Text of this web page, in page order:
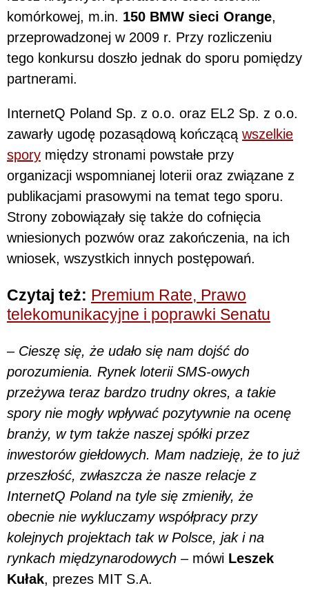
komórkowej, m.in. 150 BMW sieci Orange,
przeprowadzonej w 2009 r. Przy rozliczeniu
tego konkursu doszło jednak do sporu pomiędzy
partnerami.
InternetQ Poland Sp. z o.o. oraz EL2 Sp. z o.o.
zawarły ugodę pozasądową kończącą wszelkie
spory między stronami powstałe przy
organizacji wspomnianej loterii oraz związane z
publikacjami prasowymi na temat tego sporu.
Strony zobowiązały się także do cofnięcia
wniesionych pozwów oraz zakończenia, na ich
wniosek, wszystkich innych postępowań.
Czytaj też: Premium Rate, Prawo
telekomunikacyjne i poprawki Senatu
–Cieszę się, że udało się nam dojść do
porozumienia. Rynek loterii SMS-owych
przeżywa teraz bardzo trudny okres, a takie
spory nie mogły wpływać pozytywnie na ocenę
branży, w tym także naszej spółki przez
inwestorów giełdowych. Mam nadzieję, że to już
przeszłość, zwłaszcza że nasze relacje z
InternetQ Poland na tyle się zmieniły, że
obecnie nie wykluczamy współpracy przy
kolejnych projektach tak w Polsce, jak i na
rynkach międzynarodowych – mówi Leszek
Kułak, prezes MIT S.A.